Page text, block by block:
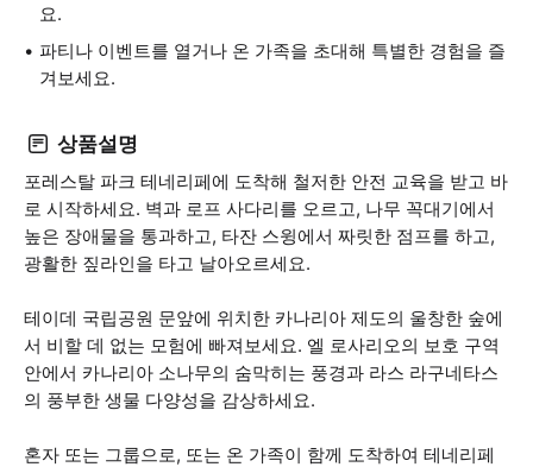
요.
파티나 이벤트를 열거나 온 가족을 초대해 특별한 경험을 즐
겨보세요.
상품설명
포레스탈 파크 테네리페에 도착해 철저한 안전 교육을 받고 바
로 시작하세요. 벽과 로프 사다리를 오르고, 나무 꼭대기에서
높은 장애물을 통과하고, 타잔 스윙에서 짜릿한 점프를 하고,
광활한 짚라인을 타고 날아오르세요.
테이데 국립공원 문앞에 위치한 카나리아 제도의 울창한 숲에
서 비할 데 없는 모험에 빠져보세요. 엘 로사리오의 보호 구역
안에서 카나리아 소나무의 숨막히는 풍경과 라스 라구네타스
의 풍부한 생물 다양성을 감상하세요.
혼자 또는 그룹으로, 또는 온 가족이 함께 도착하여 테네리페